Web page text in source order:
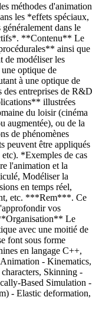
méthodes d'animation
les *effets spéciaux,
dans le
**Contenu** Le
ainsi que
de modéliser les
optique de
à une optique de
des entreprises de R&D
illustrées
du loisir (cinéma
augmentée), ou de la
de phénomènes
peuvent être appliqués
*Exemples de cas
l'animation et la
Modéliser la
en temps réel,
etc. ***Rem***. Ce
vos
Le
avec une moitié de
font sous forme
en langage C++,
- Kinematics,
Skinning -
Based Simulation -
- Elastic deformation,